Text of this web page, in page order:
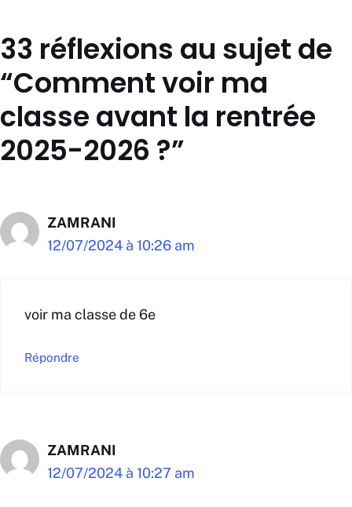
33 réflexions au sujet de
“Comment voir ma
classe avant la rentrée
2025-2026 ?”
ZAMRANI
12/07/2024 à 10:26 am
voir ma classe de 6e
Répondre
ZAMRANI
12/07/2024 à 10:27 am